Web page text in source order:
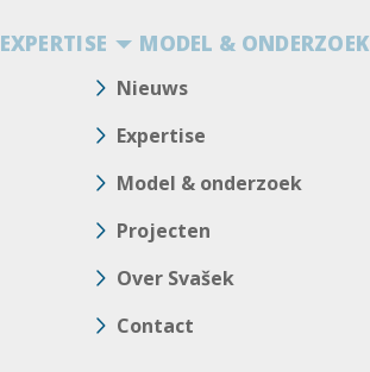
EXPERTISE MODEL & ONDERZOEK
Nieuws
Expertise
Model & onderzoek
Projecten
Over Svašek
Contact